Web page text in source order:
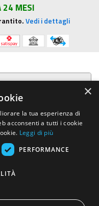
24 MESI
Vedi i dettagli
IT01002570529 REA SI-
×
la tua esperienza di
acconsenti a tutti i cookie
Leggi di più
PERFORMANCE